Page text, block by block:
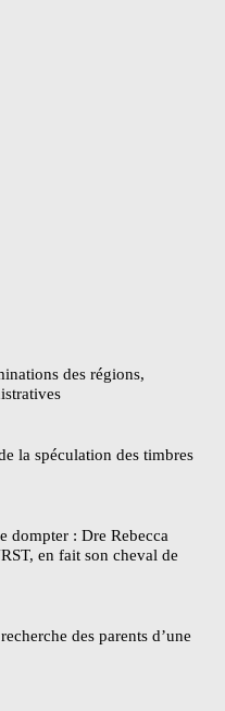
des régions,
la spéculation des timbres
dompter : Dre Rebecca
en fait son cheval de
des parents d’une